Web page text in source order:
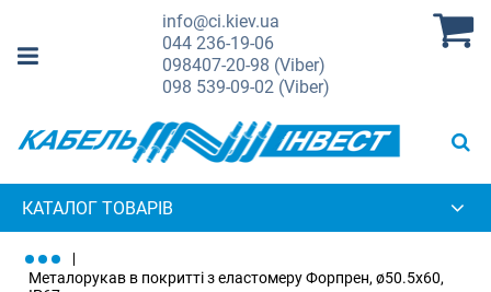
info@ci.kiev.ua
044236-19-06
098407-20-98 (Viber)
098 539-09-02 (Viber)
КАТАЛОГ ТОВАРІВ
Металорукав в покритті з еластомеру Форпрен, ø50.5x60,